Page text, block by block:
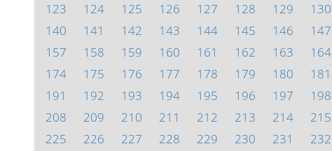
123
124 125 126 127 128 129 130
140
141 142 143 144 145 146 147
157
158 159 160 161 162 163 164
174
175 176 177 178 179 180 181
191
192 193 194 195 196 197 198
208
209 210 211 212 213 214 215
225
226 227 228 229 230 231 232